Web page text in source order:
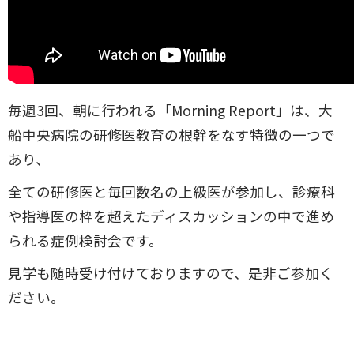
毎週3回、朝に行われる「Morning Report」は、大
船中央病院の研修医教育の根幹をなす特徴の一つで
あり、
全ての研修医と毎回数名の上級医が参加し、診療科
や指導医の枠を超えたディスカッションの中で進め
られる症例検討会です。
見学も随時受け付けておりますので、是非ご参加く
ださい。